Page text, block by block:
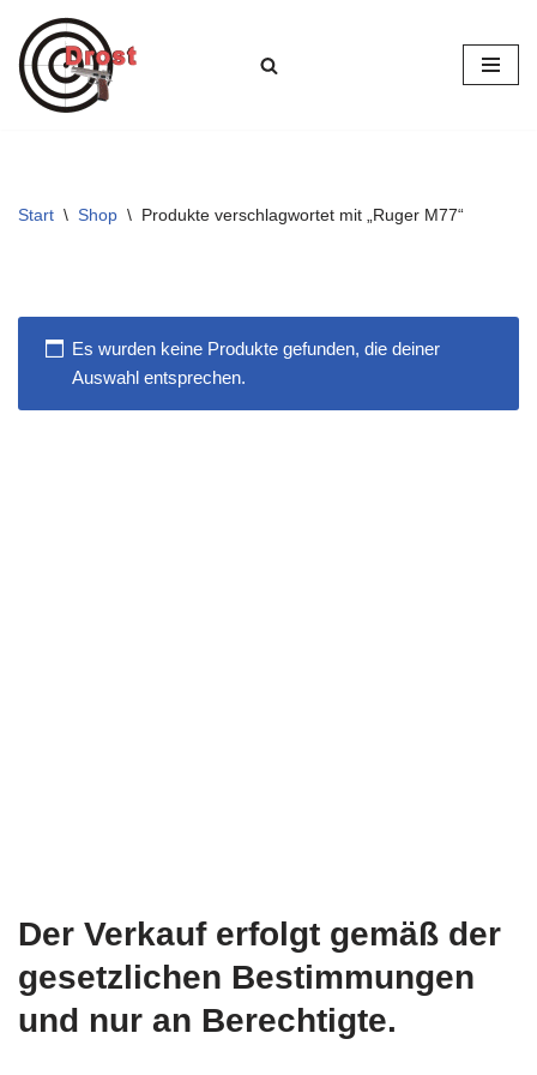
Zum
Inhalt
Start \ Shop \ Produkte verschlagwortet mit „Ruger M77“
Es wurden keine Produkte gefunden, die deiner
Auswahl entsprechen.
Der Verkauf erfolgt gemäß der
gesetzlichen Bestimmungen
und nur an Berechtigte.